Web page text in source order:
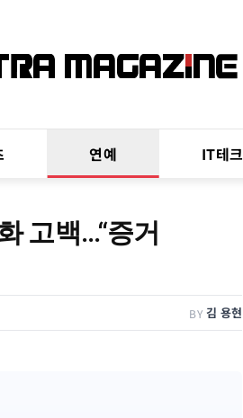
연예 IT테크
고백…“증거
BY 김 용현